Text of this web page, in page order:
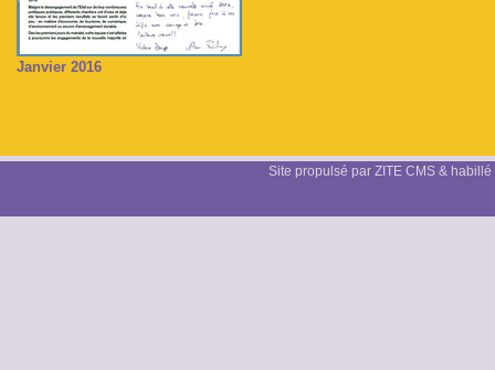
Janvier 2016
Site propulsé par ZITE CMS &